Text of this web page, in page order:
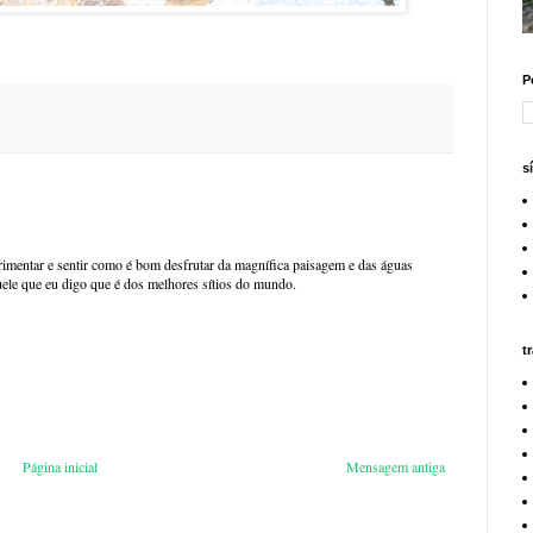
e sentir como é bom desfrutar da magnífica paisagem e das águas
que eu digo que é dos melhores sítios do mundo.
Mensagem antiga
Página inicial